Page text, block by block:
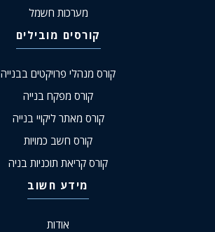
מערכות חשמל
קורסים מובילים
קורס מנהלי פרויקטים בבנייה
קורס מפקח בנייה
קורס מאתר ליקויי בנייה
קורס חשב כמויות
קורס קריאת תוכניות בניה
מידע חשוב
אודות